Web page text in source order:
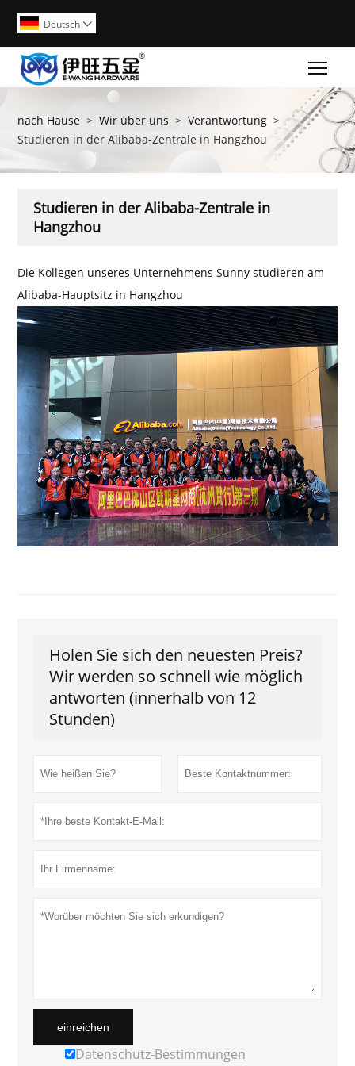
Deutsch 
nach Hause > Wir über uns > Verantwortung >
Studieren in der Alibaba-Zentrale in Hangzhou
Studieren in der Alibaba-Zentrale in
Hangzhou
Die Kollegen unseres Unternehmens Sunny studieren am
Alibaba-Hauptsitz in Hangzhou
Holen Sie sich den neuesten Preis?
Wir werden so schnell wie möglich
antworten (innerhalb von 12
Stunden)
einreichen
Datenschutz-Bestimmungen